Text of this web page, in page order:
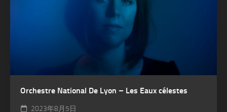
Orchestre National De Lyon – Les Eaux célestes
2023年8月5日